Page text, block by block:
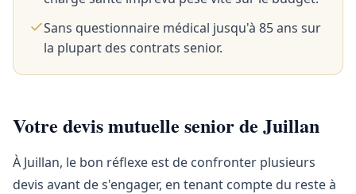
Sans questionnaire médical jusqu'à 85 ans sur
la plupart des contrats senior.
Votre devis mutuelle senior de Juillan
À Juillan, le bon réflexe est de confronter plusieurs
devis avant de s'engager, en tenant compte du reste à